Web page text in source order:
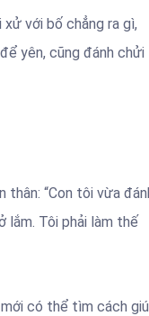
với bố chẳng ra gì,
yên, cũng đánh chửi
“Con tôi vừa
lắm. Tôi phải làm thế
mới có thể tìm cách